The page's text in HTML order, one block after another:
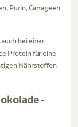
Purin, Carrageen
bei einer
Protein für eine
Nährstoffen
-